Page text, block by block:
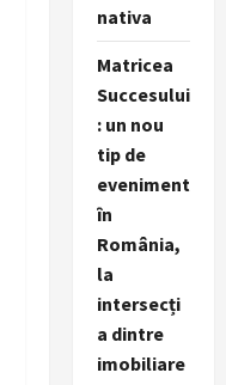
nativa
Matricea
Succesului
: un nou
tip de
eveniment
în
România,
la
intersecți
a dintre
imobiliare